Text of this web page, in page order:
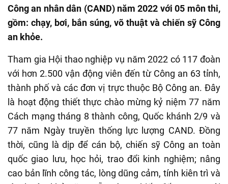
Công an nhân dân (CAND) năm 2022 với 05 môn thi,
gồm: chạy, bơi, bắn súng, võ thuật và chiến sỹ Công
an khỏe.
Tham gia Hội thao nghiệp vụ năm 2022 có 117 đoàn
với hơn 2.500 vận động viên đến từ Công an 63 tỉnh,
thành phố và các đơn vị trực thuộc Bộ Công an. Đây
là hoạt động thiết thực chào mừng kỷ niệm 77 năm
Cách mạng tháng 8 thành công, Quốc khánh 2/9 và
77 năm Ngày truyền thống lực lượng CAND. Đồng
thời, cũng là dịp để cán bộ, chiến sỹ Công an toàn
quốc giao lưu, học hỏi, trao đổi kinh nghiệm; nâng
cao bản lĩnh công tác, lòng dũng cảm, tính kiên trì và